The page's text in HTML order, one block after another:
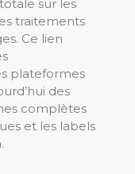
sur les
traitements
Ce lien
plateformes
des
complètes
et les labels